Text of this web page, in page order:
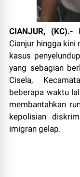
CIANJUR, (KC).-
Cianjur hingga
kasus
yang sebagian
Cisela,
beberapa waktu
membantahkan
kepolisian
imigran gelap.